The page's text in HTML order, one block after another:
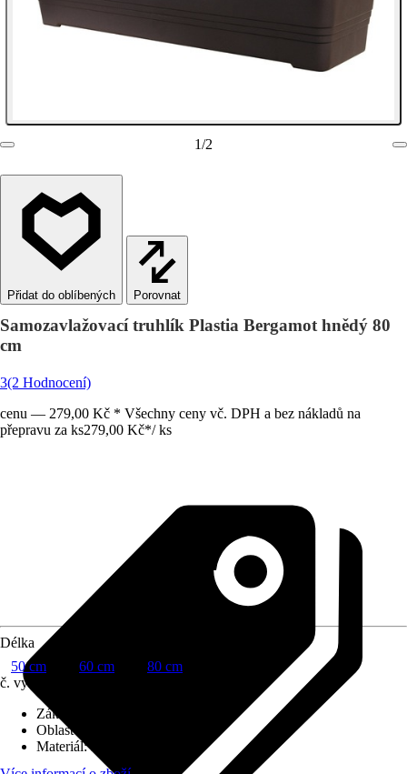
1/2
Porovnat
Samozavlažovací truhlík Plastia Bergamot hnědý 80
cm
3(2 Hodnocení)
cenu — 279,00 Kč * Všechny ceny vč. DPH a bez nákladů na
přepravu za ks279,00 Kč*/ ks
Délka
50 cm
60 cm
80 cm
č. výrobku
Základní barva
Oblast využití
Materiál: